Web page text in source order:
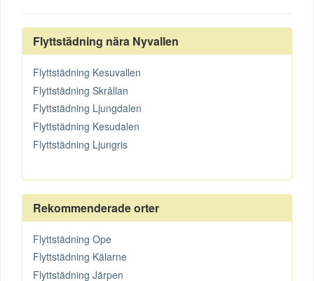
Flyttstädning nära Nyvallen
Flyttstädning Kesuvallen
Flyttstädning Skrållan
Flyttstädning Ljungdalen
Flyttstädning Kesudalen
Flyttstädning Ljungris
Rekommenderade orter
Flyttstädning Ope
Flyttstädning Kälarne
Flyttstädning Järpen